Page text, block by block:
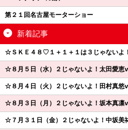
第２１回名古屋モーターショー
新着記事
☆ＳＫＥ４８♡１＋１＋１は３じゃないよ
☆８月５日（水）２じゃないよ！太田愛恵
☆８月４日（火）２じゃないよ！田村真悠
☆８月３日（月）２じゃないよ！坂本真凛
☆７月３１日（金）２じゃないよ！中坂美